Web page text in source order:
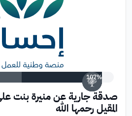
107%
صدقة جارية عن منيرة بنت علي
المقيل رحمها الله